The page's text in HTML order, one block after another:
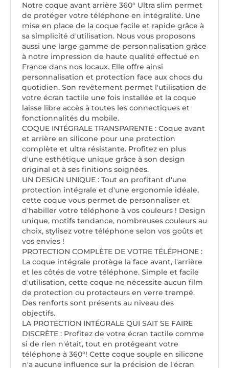
Notre coque avant arrière 360° Ultra slim permet
de protéger votre téléphone en intégralité. Une
mise en place de la coque facile et rapide grâce à
sa simplicité d'utilisation. Nous vous proposons
aussi une large gamme de personnalisation grâce
à notre impression de haute qualité effectué en
France dans nos locaux. Elle offre ainsi
personnalisation et protection face aux chocs du
quotidien. Son revêtement permet l'utilisation de
votre écran tactile une fois installée et la coque
laisse libre accès à toutes les connectiques et
fonctionnalités du mobile.
COQUE INTÉGRALE TRANSPARENTE : Coque avant
et arrière en silicone pour une protection
complète et ultra résistante. Profitez en plus
d'une esthétique unique grâce à son design
original et à ses finitions soignées.
UN DESIGN UNIQUE : Tout en profitant d'une
protection intégrale et d'une ergonomie idéale,
cette coque vous permet de personnaliser et
d'habiller votre téléphone à vos couleurs ! Design
unique, motifs tendance, nombreuses couleurs au
choix, stylisez votre téléphone selon vos goûts et
vos envies !
PROTECTION COMPLÈTE DE VOTRE TÉLÉPHONE :
La coque intégrale protège la face avant, l'arrière
et les côtés de votre téléphone. Simple et facile
d'utilisation, cette coque ne nécessite aucun film
de protection ou protecteurs en verre trempé.
Des renforts sont présents au niveau des
objectifs.
LA PROTECTION INTÉGRALE QUI SAIT SE FAIRE
DISCRÈTE : Profitez de votre écran tactile comme
si de rien n'était, tout en protégeant votre
téléphone à 360°! Cette coque souple en silicone
n'a aucune influence sur la précision de l'écran